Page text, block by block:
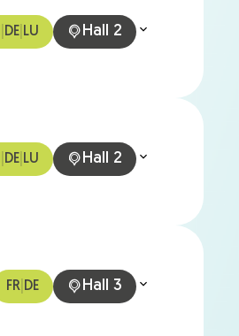
DE LU Hall 2
DE LU Hall 2
FR DE Hall 3